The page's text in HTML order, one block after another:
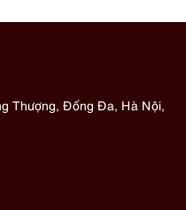
Thượng, Đống Đa, Hà Nội,